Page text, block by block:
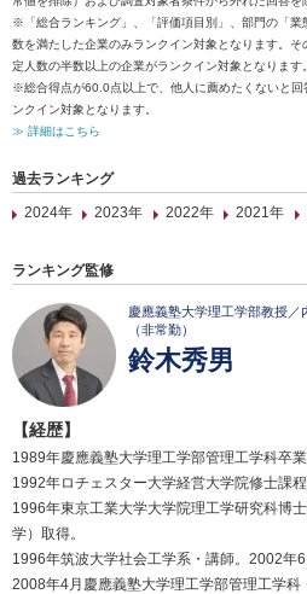
※「総合ランキング」、「評価項目別」、部門の「業
数を満たした企業のみランクイン対象となります。
定人数の半数以上の企業がランクイン対象となります。
※総合得点が60.0点以上で、他人に薦めたくないと
ンクイン対象となります。
≫ 詳細はこちら
過去ランキング
2024年
2023年 2022年 2021年
ランキング監修
慶應義塾大学理工学部教授
（非常勤）
鈴木秀男
【経歴】
1989年慶應義塾大学理工学部管理工学科卒業
1992年ロチェスター大学経営大学院修士課程
1996年東京工業大学大学院理工学研究科博
学）取得。
1996年筑波大学社会工学系・講師。2002年6
2008年4月慶應義塾大学理工学部管理工学